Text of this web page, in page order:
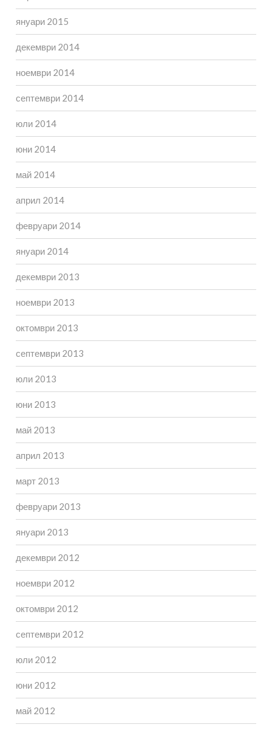
януари 2015
декември 2014
ноември 2014
септември 2014
юли 2014
юни 2014
май 2014
април 2014
февруари 2014
януари 2014
декември 2013
ноември 2013
октомври 2013
септември 2013
юли 2013
юни 2013
май 2013
април 2013
март 2013
февруари 2013
януари 2013
декември 2012
ноември 2012
октомври 2012
септември 2012
юли 2012
юни 2012
май 2012